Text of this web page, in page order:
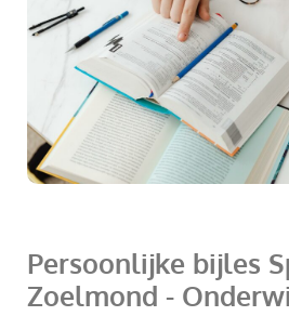
Persoonlijke bijles
Zoelmond -